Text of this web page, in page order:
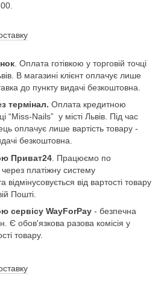
. Оплата готівкою у торговій точці
В магазині клієнт оплачує лише
до пункту видачі безкоштовна.
термінал. Оплата кредитною
“Miss-Nails” у місті Львів. Під час
оплачує лише вартість товару -
безкоштовна.
Приват24 . Працюємо по
платіжну систему
від вартості товару
Пошті.
сервісу WayForPay - безпечна
Є обов'язкова разова комісія у
товару.